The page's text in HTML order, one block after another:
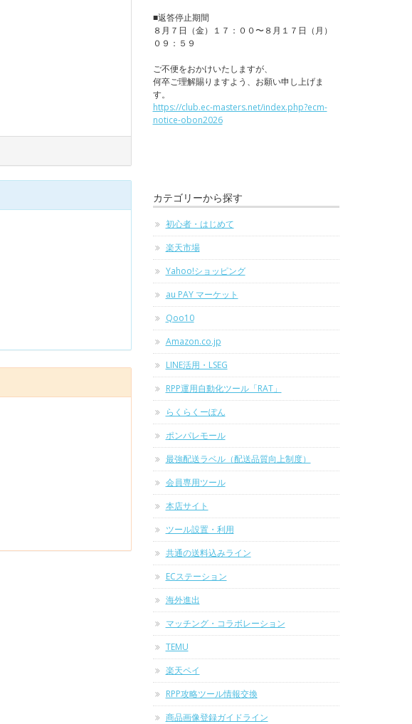
■返答停止期間
８月７日（金）１７：００〜８月１７日（月）
０９：５９
ご不便をおかけいたしますが、
何卒ご理解賜りますよう、お願い申し上げま
す。
https://club.ec-masters.net/index.php?ecm-
notice-obon2026
カテゴリーから探す
初心者・はじめて
楽天市場
Yahoo!ショッピング
au PAY マーケット
Qoo10
Amazon.co.jp
LINE活用・LSEG
RPP運用自動化ツール「RAT」
らくらくーぽん
ポンパレモール
最強配送ラベル（配送品質向上制度）
会員専用ツール
本店サイト
ツール設置・利用
共通の送料込みライン
ECステーション
海外進出
マッチング・コラボレーション
TEMU
楽天ペイ
RPP攻略ツール情報交換
商品画像登録ガイドライン